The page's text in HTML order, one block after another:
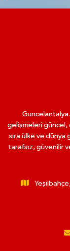
gelişmeleri güncel,
sıra ülke ve
tarafsız, güvenilir